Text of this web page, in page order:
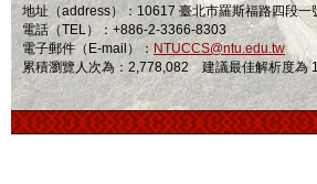
地址（address）：10617 臺北市羅斯福路四段一
電話（TEL）：+886-2-3366-8303
電子郵件（E-mail）： NTUCCS@ntu.edu.tw
累積瀏覽人次為：2,778,082 建議最佳解析度為